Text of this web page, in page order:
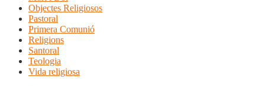
Objectes Religiosos
Pastoral
Primera Comunió
Religions
Santoral
Teologia
Vida religiosa